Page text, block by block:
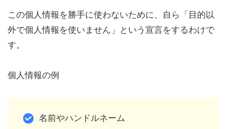
この個人情報を勝手に使わないために、自ら「目的以
外で個人情報を使いません」という宣言をするわけで
す。
個人情報の例
名前やハンドルネーム